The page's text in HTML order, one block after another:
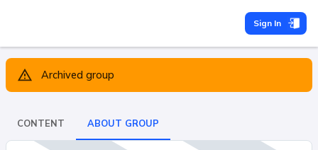
Sign In
Archived group
CONTENT ABOUT GROUP